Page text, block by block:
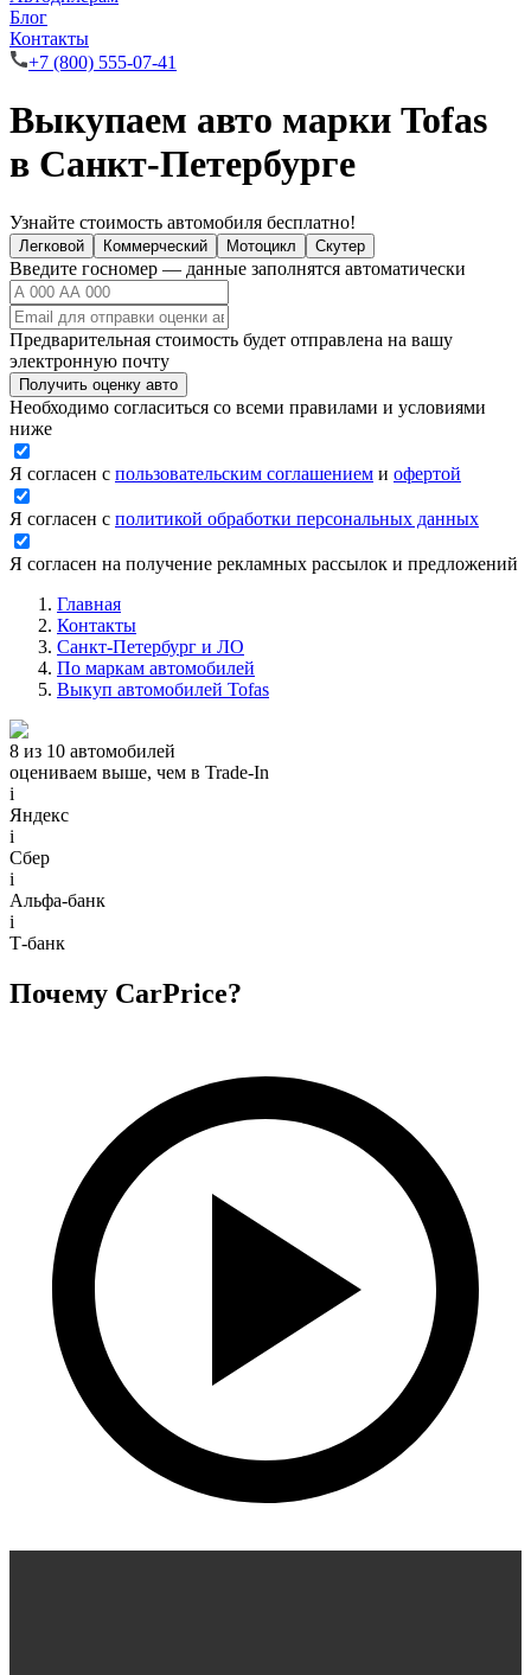
Блог
Контакты
+7 (800) 555-07-41
Выкупаем авто марки Tofas
в Санкт-Петербурге
Узнайте стоимость автомобиля бесплатно!
Легковой Коммерческий Мотоцикл Скутер
Введите госномер — данные заполнятся автоматически
Предварительная стоимость будет отправлена на вашу
электронную почту
Получить оценку авто
Необходимо согласиться со всеми правилами и условиями
ниже
Я согласен с пользовательским соглашением и офертой
Я согласен с политикой обработки персональных данных
Я согласен на получение рекламных рассылок и предложений
Главная
Контакты
Санкт-Петербург и ЛО
По маркам автомобилей
Выкуп автомобилей Tofas
8 из 10 автомобилей
оцениваем выше, чем в Trade‑In
i
Яндекс
i
Сбер
i
Альфа-банк
i
Т-банк
Почему CarPrice?